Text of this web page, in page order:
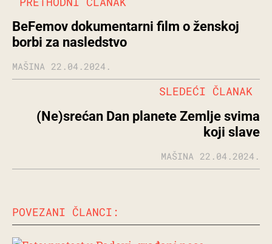
BeFemov dokumentarni film o ženskoj
borbi za nasledstvo
MAŠINA 22.04.2024.
(Ne)srećan Dan planete Zemlje svima
koji slave
SLEDEĆI ČLANAK
MAŠINA 22.04.2024.
POVEZANI ČLANCI: